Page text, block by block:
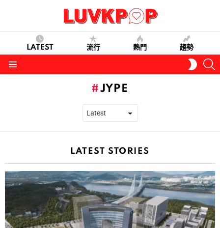
LATEST 流行 熱門 趨勢
SKIN
JYPE
LATEST STORIES